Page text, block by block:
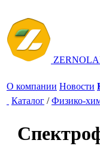
ZERNO
О компании Новости
Каталог /Физико-